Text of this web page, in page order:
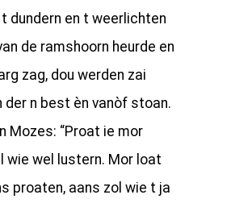
dundern en t weerlichten
de ramshoorn heurde en
zag, dou werden zai
der n best èn vanòf stoan.
Mozes: “Proat ie mor
wie wel lustern. Mor loat
proaten, aans zol wie t ja